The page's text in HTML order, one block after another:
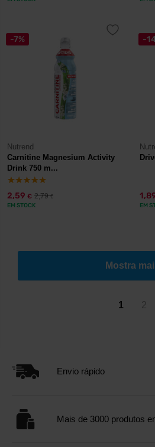
-7%
Nutrend
Carnitine Magnesium Activity
Drink 750 m...
2,59 € 2,79€
EM STOCK
-
EM
Mostra
1 2
Envio rápido
Mais de 3000 produtos